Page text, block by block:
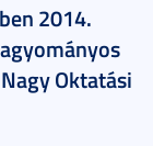
2014.
Oktatási